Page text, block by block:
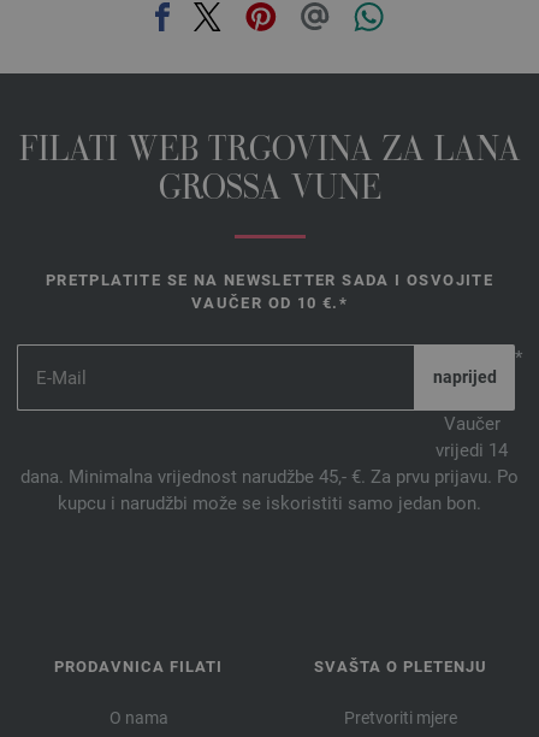
FILATI WEB TRGOVINA ZA LANA
GROSSA VUNE
PRETPLATITE SE NA NEWSLETTER SADA I OSVOJITE
VAUČER OD 10 €.*
*
Vaučer
vrijedi 14
dana. Minimalna vrijednost narudžbe 45,- €. Za prvu prijavu. Po
kupcu i narudžbi može se iskoristiti samo jedan bon.
PRODAVNICA FILATI
O nama
SVAŠTA O PLETENJU
Pretvoriti mjere